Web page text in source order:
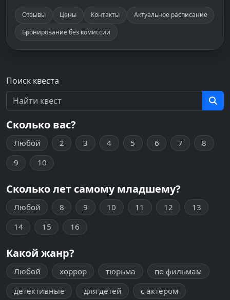
Отзывы Цены Контакты
Актуальное расписание
Бронирование без комиссии
Поиск квеста
Сколько вас?
Любой 2 3 4 5 6 7
8
9
10
Сколько лет самому младшему?
Любой 8 9 10 11 12
13
14
15 16
Какой жанр?
Любой хоррор тюрьма
по фильмам
детективные
для детей
с актером